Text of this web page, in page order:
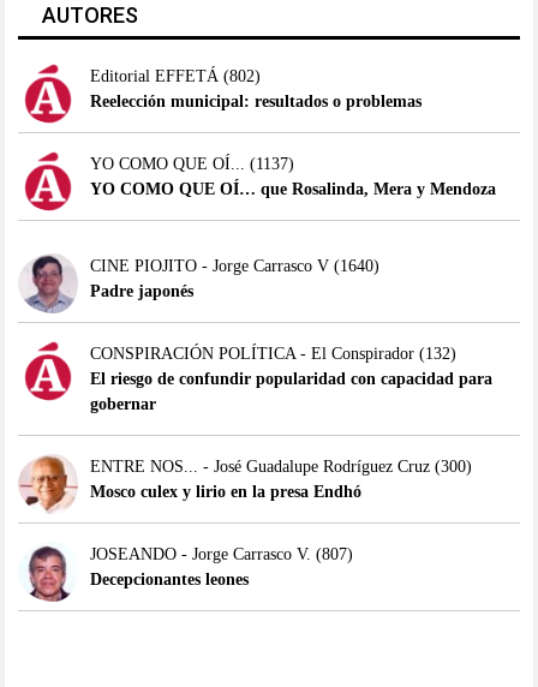
AUTORES
Editorial EFFETÁ (802)
Reelección municipal: resultados o problemas
YO COMO QUE OÍ...
(1137)
YO COMO QUE OÍ… que Rosalinda, Mera y Mendoza
CINE PIOJITO - Jorge Carrasco V(1640)
Padre japonés
CONSPIRACIÓN POLÍTICA - El Conspirador(132)
El riesgo de confundir popularidad con capacidad para
gobernar
ENTRE NOS... - José Guadalupe Rodríguez Cruz(300)
Mosco culex y lirio en la presa Endhó
JOSEANDO - Jorge Carrasco V. (807)
Decepcionantes leones